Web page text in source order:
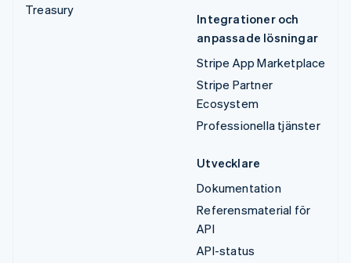
Treasury
Integrationer och
anpassade lösningar
Stripe App Marketplace
Stripe Partner
Ecosystem
Professionella tjänster
Utvecklare
Dokumentation
Referensmaterial för
API
API-status